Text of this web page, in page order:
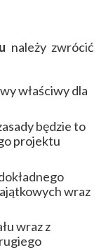
należy zwrócić
właściwy dla
będzie to
projektu
wraz
wraz z